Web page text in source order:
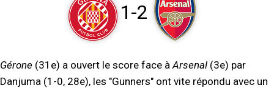
1-2
Gérone (31e) a ouvert le score face àArsenal (3e) par
Danjuma (1-0, 28e), les "Gunners" ont vite répondu avec un